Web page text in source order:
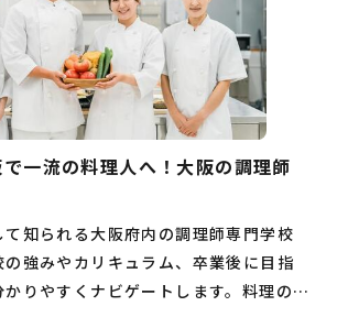
一流の料理人へ！大阪の調理師
知られる大阪府内の調理師専門学校
強みやカリキュラム、卒業後に目指
りやすくナビゲートします。料理の世